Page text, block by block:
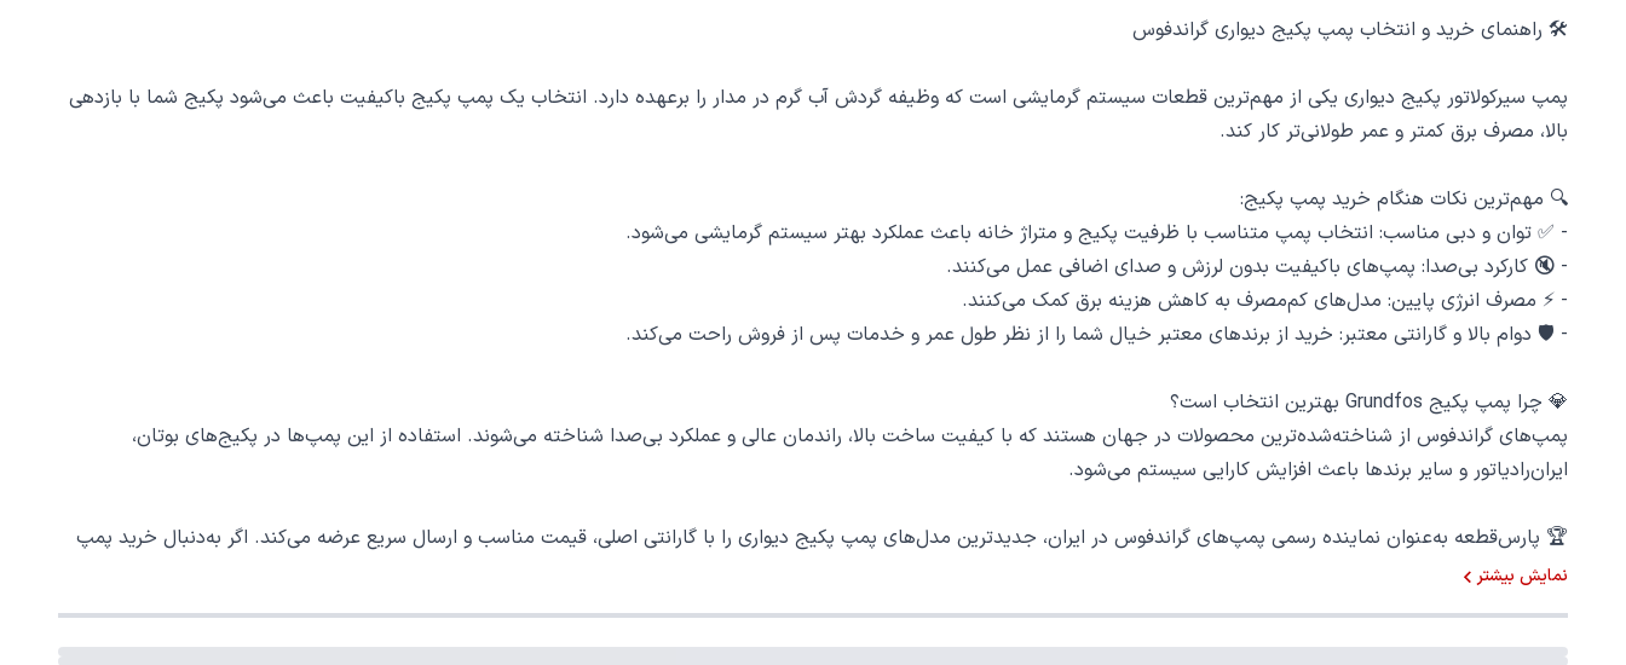
🛠️ راهنمای خرید و انتخاب پمپ پکیج دیواری گراندفوس
پمپ سیرکولاتور پکیج دیواری یکی از مهم‌ترین قطعات سیستم گرمایشی است که وظیفه گردش آب گرم در مدار را برعهده دارد. انتخاب یک پمپ پکیج باکیفیت باعث می‌شود پکیج شما با بازدهی
بالا، مصرف برق کمتر و عمر طولانی‌تر کار کند.
🔍 مهم‌ترین نکات هنگام خرید پمپ پکیج:
- ✅ توان و دبی مناسب: انتخاب پمپ متناسب با ظرفیت پکیج و متراژ خانه باعث عملکرد بهتر سیستم گرمایشی می‌شود.
- 🔇 کارکرد بی‌صدا: پمپ‌های باکیفیت بدون لرزش و صدای اضافی عمل می‌کنند.
- ⚡ مصرف انرژی پایین: مدل‌های کم‌مصرف به کاهش هزینه برق کمک می‌کنند.
- 🛡️ دوام بالا و گارانتی معتبر: خرید از برندهای معتبر خیال شما را از نظر طول عمر و خدمات پس از فروش راحت می‌کند.
💎 چرا پمپ پکیج Grundfos بهترین انتخاب است؟
پمپ‌های گراندفوس از شناخته‌شده‌ترین محصولات در جهان هستند که با کیفیت ساخت بالا، راندمان عالی و عملکرد بی‌صدا شناخته می‌شوند. استفاده از این پمپ‌ها در پکیج‌های بوتان،
ایران‌رادیاتور و سایر برندها باعث افزایش کارایی سیستم می‌شود.
🏆 پارس‌قطعه به‌عنوان نماینده رسمی پمپ‌های گراندفوس در ایران، جدیدترین مدل‌های پمپ پکیج دیواری را با گارانتی اصلی، قیمت مناسب و ارسال سریع عرضه می‌کند. اگر به‌دنبال خرید پمپ
پکیج دیواری اصل و باکیفیت هستید، محصولات ما انتخابی مطمئن و حرفه‌ای هستند.
نمایش بیشتر